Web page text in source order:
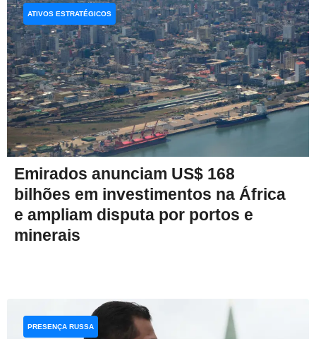
Emirados anunciam US$ 168
bilhões em investimentos na África
e ampliam disputa por portos e
minerais
ATIVOS ESTRATÉGICOS
PRESENÇA RUSSA